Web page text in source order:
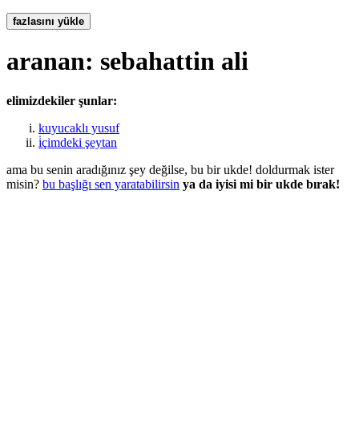
fazlasını yükle
aranan: sebahattin ali
elimizdekiler şunlar:
kuyucaklı yusuf
i̇çimdeki şeytan
ama bu senin aradığınız şey değilse, bu bir ukde! doldurmak ister
misin? bu başlığı sen yaratabilirsin ya da iyisi mi bir ukde bırak!